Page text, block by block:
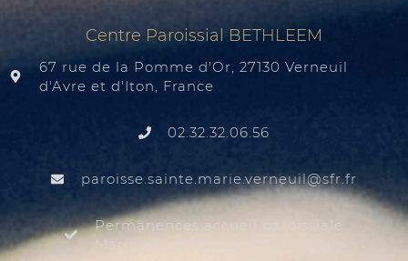
Centre Paroissial BETHLEEM
67 rue de la Pomme d'Or, 27130 Verneuil
d'Avre et d'Iton, France
02.32.32.06.56
rf.rfs
@liuenrev.eiram.etnias.essiorap
Permanences accueil paroissiale
Mardi au samedi de 9:30 à 12:00